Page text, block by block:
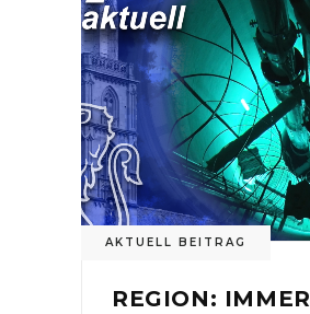
AKTUELL BEITRAG
REGION: IMMER